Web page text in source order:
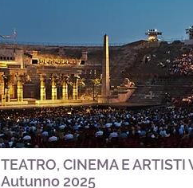
TEATRO, CINEMA E ARTISTI
Autunno 2025